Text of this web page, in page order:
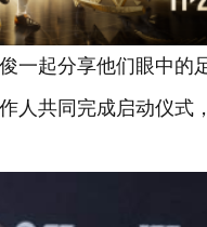
起分享他们眼中的
共同完成启动仪式